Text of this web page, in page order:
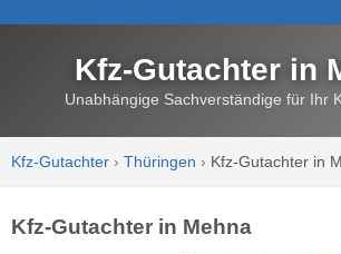
Kfz-Gutachter in
Unabhängige Sachverständige für Ihr
Kfz-Gutachter ›Thüringen › Kfz-Gutachter in
Kfz-Gutachter in Mehna